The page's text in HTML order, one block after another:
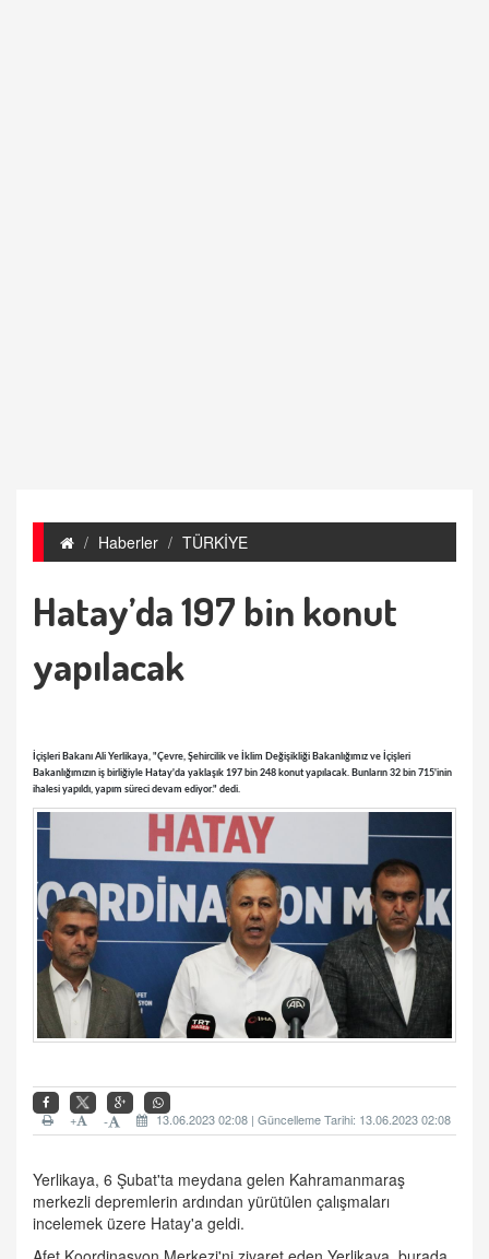
Haberler TÜRKİYE
Hatay’da 197 bin konut
yapılacak
İçişleri Bakanı Ali Yerlikaya, "Çevre, Şehircilik ve İklim Değişikliği Bakanlığımız ve İçişleri
Bakanlığımızın iş birliğiyle Hatay'da yaklaşık 197 bin 248 konut yapılacak. Bunların 32 bin 715'inin
ihalesi yapıldı, yapım süreci devam ediyor." dedi.
13.06.2023 02:08 | Güncelleme Tarihi: 13.06.2023 02:08
-
+
Yerlikaya, 6 Şubat'ta meydana gelen Kahramanmaraş
merkezli depremlerin ardından yürütülen çalışmaları
incelemek üzere Hatay'a geldi.